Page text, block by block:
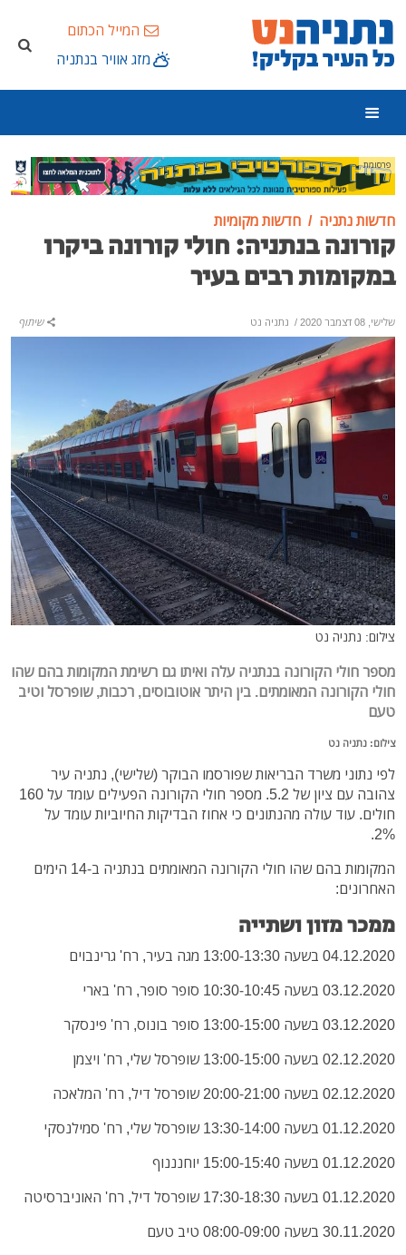
המייל הכתום
מזג אוויר בנתניה
פרסומת
חדשות נתניה חדשות מקומיות
קורונה בנתניה: חולי קורונה ביקרו
במקומות רבים בעיר
שלישי, 08 דצמבר 2020 / נתניה נט שיתוף
צילום: נתניה נט
מספר חולי הקורונה בנתניה עלה ואיתו גם רשימת המקומות בהם שהו
חולי הקורונה המאומתים. בין היתר אוטובוסים, רכבות, שופרסל וטיב
טעם
צילום: נתניה נט
לפי נתוני משרד הבריאות שפורסמו הבוקר (שלישי), נתניה עיר
צהובה עם ציון של 5.2. מספר חולי הקורונה הפעילים עומד על 160
חולים. עוד עולה מהנתונים כי אחוז הבדיקות החיוביות עומד על
2%.
המקומות בהם שהו חולי הקורונה המאומתים בנתניה ב-14 הימים
האחרונים:
ממכר מזון ושתייה
04.12.2020 בשעה 13:00-13:30 מגה בעיר, רח' גרינבוים
03.12.2020 בשעה 10:30-10:45 סופר סופר, רח' בארי
03.12.2020 בשעה 13:00-15:00 סופר בונוס, רח' פינסקר
02.12.2020 בשעה 13:00-15:00 שופרסל שלי, רח' ויצמן
02.12.2020 בשעה 20:00-21:00 שופרסל דיל, רח' המלאכה
01.12.2020 בשעה 13:30-14:00 שופרסל שלי, רח' סמילנסקי
01.12.2020 בשעה 15:00-15:40 יוחנננוף
01.12.2020 בשעה 17:30-18:30 שופרסל דיל, רח' האוניברסיטה
30.11.2020 בשעה 08:00-09:00 טיב טעם